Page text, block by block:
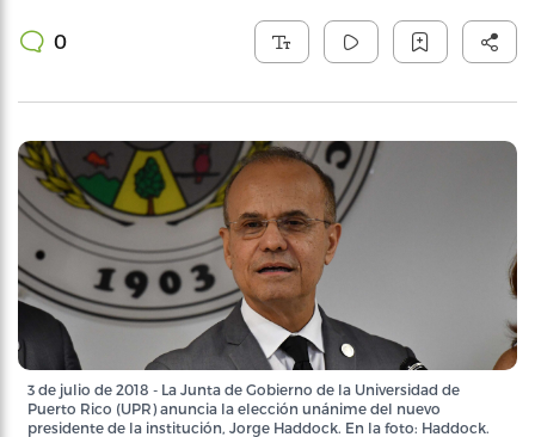
0
3 de julio de 2018 - La Junta de Gobierno de la Universidad de
Puerto Rico (UPR) anuncia la elección unánime del nuevo
presidente de la institución, Jorge Haddock. En la foto: Haddock.